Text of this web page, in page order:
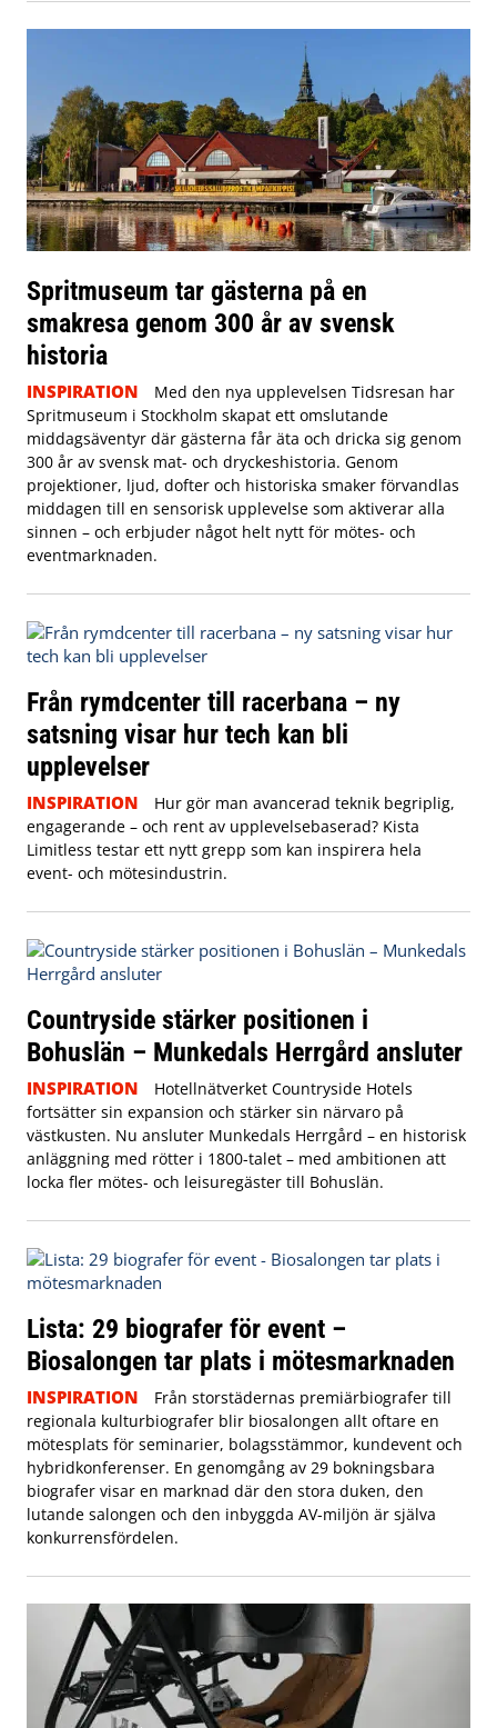
Spritmuseum tar gästerna på en
smakresa genom 300 år av svensk
historia
INSPIRATION
Med den nya upplevelsen Tidsresan har
Spritmuseum i Stockholm skapat ett omslutande
middagsäventyr där gästerna får äta och dricka sig genom
300 år av svensk mat- och dryckeshistoria. Genom
projektioner, ljud, dofter och historiska smaker förvandlas
middagen till en sensorisk upplevelse som aktiverar alla
sinnen – och erbjuder något helt nytt för mötes- och
eventmarknaden.
Från rymdcenter till racerbana – ny
satsning visar hur tech kan bli
upplevelser
INSPIRATION
Hur gör man avancerad teknik begriplig,
engagerande – och rent av upplevelsebaserad? Kista
Limitless testar ett nytt grepp som kan inspirera hela
event- och mötesindustrin.
Countryside stärker positionen i
Bohuslän – Munkedals Herrgård ansluter
INSPIRATION
Hotellnätverket Countryside Hotels
fortsätter sin expansion och stärker sin närvaro på
västkusten. Nu ansluter Munkedals Herrgård – en historisk
anläggning med rötter i 1800-talet – med ambitionen att
locka fler mötes- och leisuregäster till Bohuslän.
Lista: 29 biografer för event –
Biosalongen tar plats i mötesmarknaden
INSPIRATION
Från storstädernas premiärbiografer till
regionala kulturbiografer blir biosalongen allt oftare en
mötesplats för seminarier, bolagsstämmor, kundevent och
hybridkonferenser. En genomgång av 29 bokningsbara
biografer visar en marknad där den stora duken, den
lutande salongen och den inbyggda AV-miljön är själva
konkurrensfördelen.